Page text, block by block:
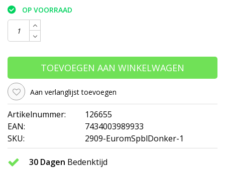
OP VOORRAAD
TOEVOEGEN AAN WINKELWAGEN
Aan verlanglijst toevoegen
Artikelnummer:
126655
EAN:
7434003989933
SKU:
2909-EuromSpblDonker-1
30 Dagen Bedenktijd